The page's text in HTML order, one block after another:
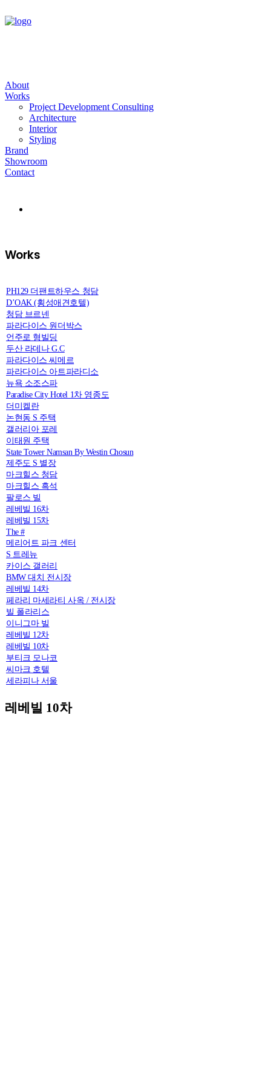
About
Works
Project Development Consulting
Architecture
Interior
Styling
Brand
Showroom
Contact
Works
PH129 더팬트하우스 청담
D’OAK (횡성애견호텔)
청담 브르넨
파라다이스 원더박스
언주로 형빌딩
두산 라데나 G.C
파라다이스 씨메르
파라다이스 아트파라디소
뉴욕 소조스파
Paradise City Hotel 1차 영종도
더미켈란
논현동 S 주택
갤러리아 포레
이태원 주택
State Tower Namsan By Westin Chosun
제주도 S 별장
마크힐스 청담
마크힐스 흑석
팔로스 빌
레베빌 16차
레베빌 15차
The #
메리어트 파크 센터
S 트레뉴
카이스 갤러리
BMW 대치 전시장
레베빌 14차
페라리 마세라티 사옥 / 전시장
빌 폴라리스
이니그마 빌
레베빌 12차
레베빌 10차
부티크 모나코
씨마크 호텔
세라피나 서울
레베빌 10차